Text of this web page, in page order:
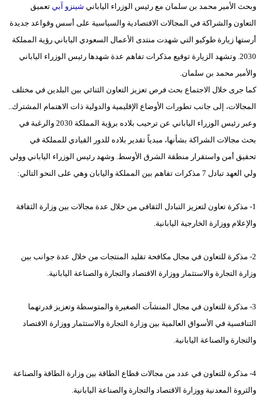
سيارات
وبحث الأمير محمد بن سلمان مع رئيس الوزراء الياباني شينزو آبي تعميق
التعاون والشراكة في المجالات الاقتصادية والسياسية على أسس وقواعد جديدة
أرستها زيارة طوكيو التي شهدت منتدى الأعمال السعودي الياباني رؤية المملكة
2030. وتشهد الزيارة توقيع مذكرات تفاهم عدة شهدها رئيس الوزراء الياباني
والأمير محمد بن سلمان.
كما جرى خلال الاجتماع بحث فرص تعزيز التعاون الثنائي بين البلدين في مختلف
المجالات، إلى جانب تطورات الأوضاع الإقليمية والدولية ذات الاهتمام المشترك..
وعبر رئيس الوزراء الياباني عن ترحيب بلاده برؤية المملكة 2030 والرغبة في
بحث مجالات الشراكة بشأنها، مبدياً تقدير بلاده للدور القيادي للمملكة في
تحقيق أمن واستقرار منطقة الشرق الأوسط. وشهد رئيس الوزراء الياباني وولي
ولي العهد تبادل 7 مذكرات تفاهم بين المملكة واليابان وهي على النحو التالي:
1- مذكرة تعاون لتعزيز التبادل الثقافي من خلال عدة مجالات بين وزارة الثقافة
والإعلام ووزارة الخارجية اليابانية.
2- مذكرة للتعاون في مجال مكافحة تقليد المنتجات من خلال عدة جوانب بين
وزارة التجارة والاستثمار ووزارة الاقتصاد والتجارة والصناعة اليابانية.
3- مذكرة للتعاون في مجال المنشآت الصغيرة والمتوسطة وتعزيز قدرتهما
التنافسية في الأسواق العالمية بين وزارة التجارة والاستثمار ووزارة الاقتصاد
والتجارة والصناعة اليابانية.
4- مذكرة للتعاون في عدد من مجالات قطاع الطاقة بين وزارة الطاقة والصناعة
والثروة المعدنية ووزارة الاقتصاد والتجارة والصناعة اليابانية.